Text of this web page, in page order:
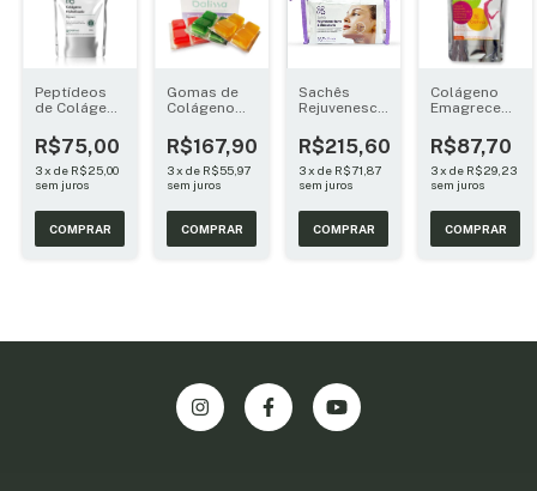
Peptídeos
de Colágeno
250g
R$75,00
3x de R$25,00
sem juros
Gomas de
Colágeno
R$167,90
3x de R$55,97
sem juros
Sachês
Rejuvenescedores
Clareadores
30 Un.
R$215,60
3x de R$71,87
sem juros
Colágeno
Emagrecedor
R$87,70
3x de R$29,23
sem juros